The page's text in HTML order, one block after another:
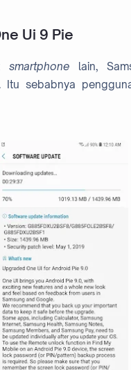
Ui 9 Pie
smartphonelain,
sebabnya